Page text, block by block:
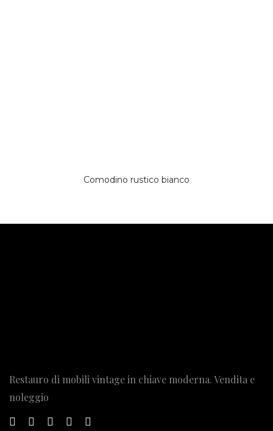
Comodino rustico bianco
Restauro di mobili vintage in chiave moderna. Vendita e
noleggio